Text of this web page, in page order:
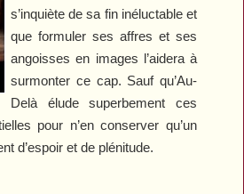
s’inquiète de sa fin inéluctable et
que formuler ses affres et ses
angoisses en images l’aidera à
surmonter ce cap. Sauf qu’Au-
Delà élude superbement ces
pour n’en conserver qu’un
d’espoir et de plénitude.